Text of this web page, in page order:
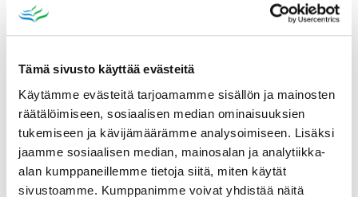
Tämä sivusto käyttää evästeitä
Käytämme evästeitä tarjoamamme sisällön ja mainosten
räätälöimiseen, sosiaalisen median ominaisuuksien
tukemiseen ja kävijämäärämme analysoimiseen. Lisäksi
jaamme sosiaalisen median, mainosalan ja analytiikka-
alan kumppaneillemme tietoja siitä, miten käytät
sivustoamme. Kumppanimme voivat yhdistää näitä
Katso myös